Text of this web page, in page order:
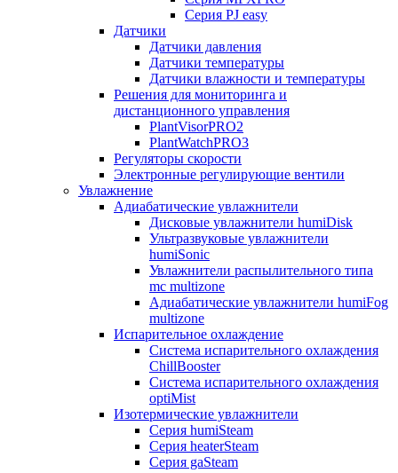
Серия PJ easy
Датчики
Датчики давления
Датчики температуры
Датчики влажности и температуры
Решения для мониторинга и
дистанционного управления
PlantVisorPRO2
PlantWatchPRO3
Регуляторы скорости
Электронные регулирующие вентили
Увлажнение
Адиабатические увлажнители
Дисковые увлажнители humiDisk
Ультразвуковые увлажнители
humiSonic
Увлажнители распылительного типа
mc multizone
Адиабатические увлажнители humiFog
multizone
Испарительное охлаждение
Система испарительного охлаждения
ChillBooster
Система испарительного охлаждения
optiMist
Изотермические увлажнители
Серия humiSteam
Серия heaterSteam
Серия gaSteam